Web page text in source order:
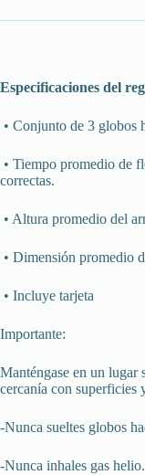
Especificaciones del
• Conjunto de 3 globos
• Tiempo promedio de
correctas.
• Altura promedio del
• Dimensión promedio
• Incluye tarjeta
Importante:
Manténgase en un
cercanía con superficies
-Nunca sueltes globos
-Nunca inhales gas helio.